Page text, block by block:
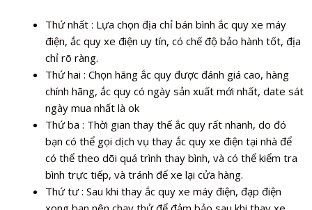
Thứ nhất : Lựa chọn địa chỉ bán bình ắc quy xe máy
điện, ắc quy xe điện uy tín, có chế độ bảo hành tốt, địa
chỉ rõ ràng.
Thứ hai : Chọn hãng ắc quy được đánh giá cao, hàng
chính hãng, ắc quy có ngày sản xuất mới nhất, date sát
ngày mua nhất là ok
Thứ ba : Thời gian thay thế ắc quy rất nhanh, do đó
bạn có thể gọi dịch vụ thay ắc quy xe điện tại nhà để
có thể theo dõi quá trình thay bình, và có thể kiểm tra
bình trực tiếp, và tránh để xe lại cửa hàng.
Thứ tư : Sau khi thay ắc quy xe máy điện, đạp điện